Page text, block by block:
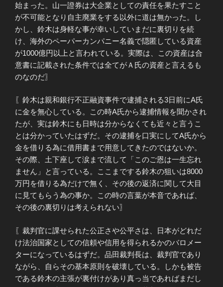
始まった。山一證券は大企業としての責任を果たすこと
が不可能となり自主廃業をする以外に道は無かった。し
かし、鈴木は身軽な事が幸いしていまだに裏切りを続
け、海外のペーパーカンパニー名義で隠匿している資産
が1000億円以上と言われている。実際は、この資産は合
意書に記載された条件では全てがＡ氏の資産と言えるも
のなのだ〗
〖鈴木は親和銀行不正融資事件で逮捕される3日前にA氏
に金を無心している。この時A氏から逮捕情報を聞かされ
たが、実は鈴木にも日時は分からなくても近々と言うこ
とは分かっていたはずだ。その逮捕を口実にしてA氏から
金を借りる為に借用書まで用意してきたのではないか。
その際、土下座して涙まで流して「このご恩は一生忘れ
ません」と言っている。ここまでする鈴木の狙いは8000
万円を借りる為だけで無く、その後の返済に関して大目
に見てもらう為の事か。この時の言葉が本音であれば、
その後の裏切りは考えられない〗
〖裁判官に課せられた公正さや公平さは、日本がどれだ
け法治国家としての信頼や信用を得られるかのバロメー
ターになっているはずだ。品田裁判長は、裁判官であり
ながら、自らその基本原則を破壊している。しかも被告
である鈴木の主張が裏付けがあり真っ当であればまだし